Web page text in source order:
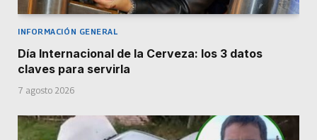
INFORMACIÓN GENERAL
Día Internacional de la Cerveza: los 3 datos
claves para servirla
7 agosto 2026